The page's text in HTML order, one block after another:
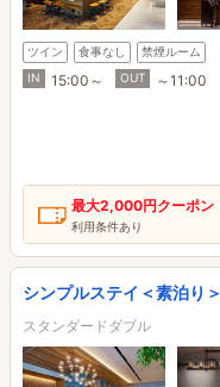
ツイン 食事なし
禁煙ルーム
IN
15:00～ OUT ～11:00
最大2,000円クーポン
利用条件あり
シンプルステイ＜素泊り＞
スタンダードダブル